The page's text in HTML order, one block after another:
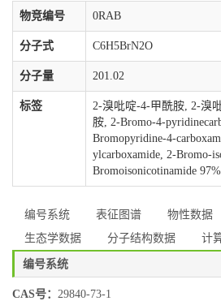
物竞编号 0RAB
分子式 C6H5BrN2O
分子量 201.02
标签
2-溴吡啶-4-甲酰胺, 2-溴
胺, 2-Bromo-4-
Bromopyridine-4-
ylcarboxamide, 2-Bromo-
Bromoisonicotinamide 97%
编号系统 表征图谱 物性数据
生态学数据
分子结构数据 计
编号系统
CAS号： 29840-73-1